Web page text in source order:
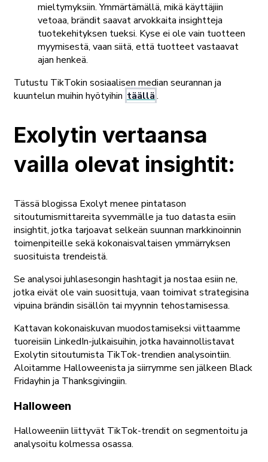
mieltymyksiin. Ymmärtämällä, mikä käyttäjiin
vetoaa, brändit saavat arvokkaita insightteja
tuotekehityksen tueksi. Kyse ei ole vain tuotteen
myymisestä, vaan siitä, että tuotteet vastaavat
ajan henkeä.
Tutustu TikTokin sosiaalisen median seurannan ja
kuuntelun muihin hyötyihin täällä.
Exolytin vertaansa
vailla olevat insightit:
Tässä blogissa Exolyt menee pintatason
sitoutumismittareita syvemmälle ja tuo datasta esiin
insightit, jotka tarjoavat selkeän suunnan markkinoinnin
toimenpiteille sekä kokonaisvaltaisen ymmärryksen
suosituista trendeistä.
Se analysoi juhlasesongin hashtagit ja nostaa esiin ne,
jotka eivät ole vain suosittuja, vaan toimivat strategisina
vipuina brändin sisällön tai myynnin tehostamisessa.
Kattavan kokonaiskuvan muodostamiseksi viittaamme
tuoreisiin LinkedIn-julkaisuihin, jotka havainnollistavat
Exolytin sitoutumista TikTok-trendien analysointiin.
Aloitamme Halloweenista ja siirrymme sen jälkeen Black
Fridayhin ja Thanksgivingiin.
Halloween
Halloweeniin liittyvät TikTok-trendit on segmentoitu ja
analysoitu kolmessa osassa.